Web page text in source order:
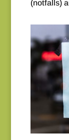
(notfalls)